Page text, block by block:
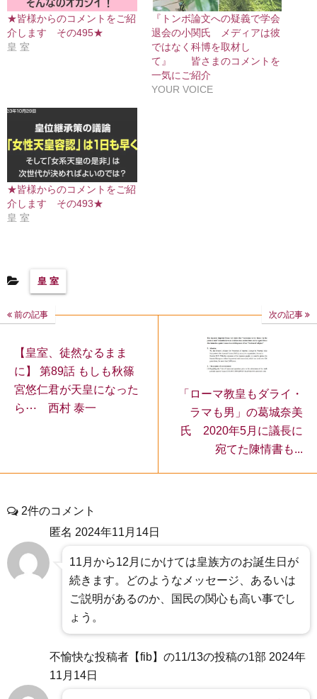
★皆様からのコメントをご紹
介します その495★
皇 室
『トンボ論文への疑義で学会
退会の小関氏 メディアは彼
ではなく科博を取材し
て』 皆さまのコメントを
一気にご紹介
YOUR VOICE
★皆様からのコメントをご紹
介します その493★
皇 室
皇 室
前の記事
【皇室、徒然なるまま
に】 第89話 もしも秋篠
宮悠仁君が天皇になった
ら⋯ 西村 泰一
次の記事
「ローマ教皇もダライ・
ラマも男」の葛城奈美
氏 2020年5月に議長に
宛てた陳情書も...
2件のコメント
匿名 2024年11月14日
11月から12月にかけては皇族方のお誕生日が
続きます。どのようなメッセージ、あるいは
ご説明があるのか、国民の関心も高い事でし
ょう。
不愉快な投稿者【fib】の11/13の投稿の1部 2024年
11月14日